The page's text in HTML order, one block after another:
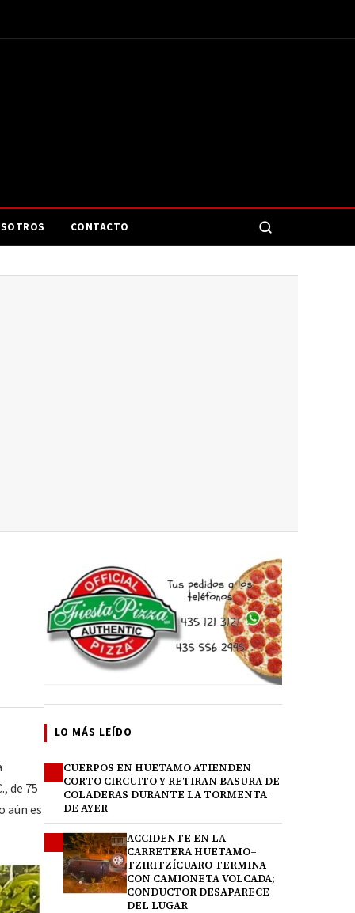
CONTACTO
de 75
aún es
LO MÁS LEÍDO
CUERPOS EN HUETAMO ATIENDEN
CORTO CIRCUITO Y RETIRAN BASURA DE
COLADERAS DURANTE LA TORMENTA
DE AYER
ACCIDENTE EN LA
CARRETERA HUETAMO–
TZIRITZÍCUARO TERMINA
CON CAMIONETA VOLCADA;
CONDUCTOR DESAPARECE
DEL LUGAR